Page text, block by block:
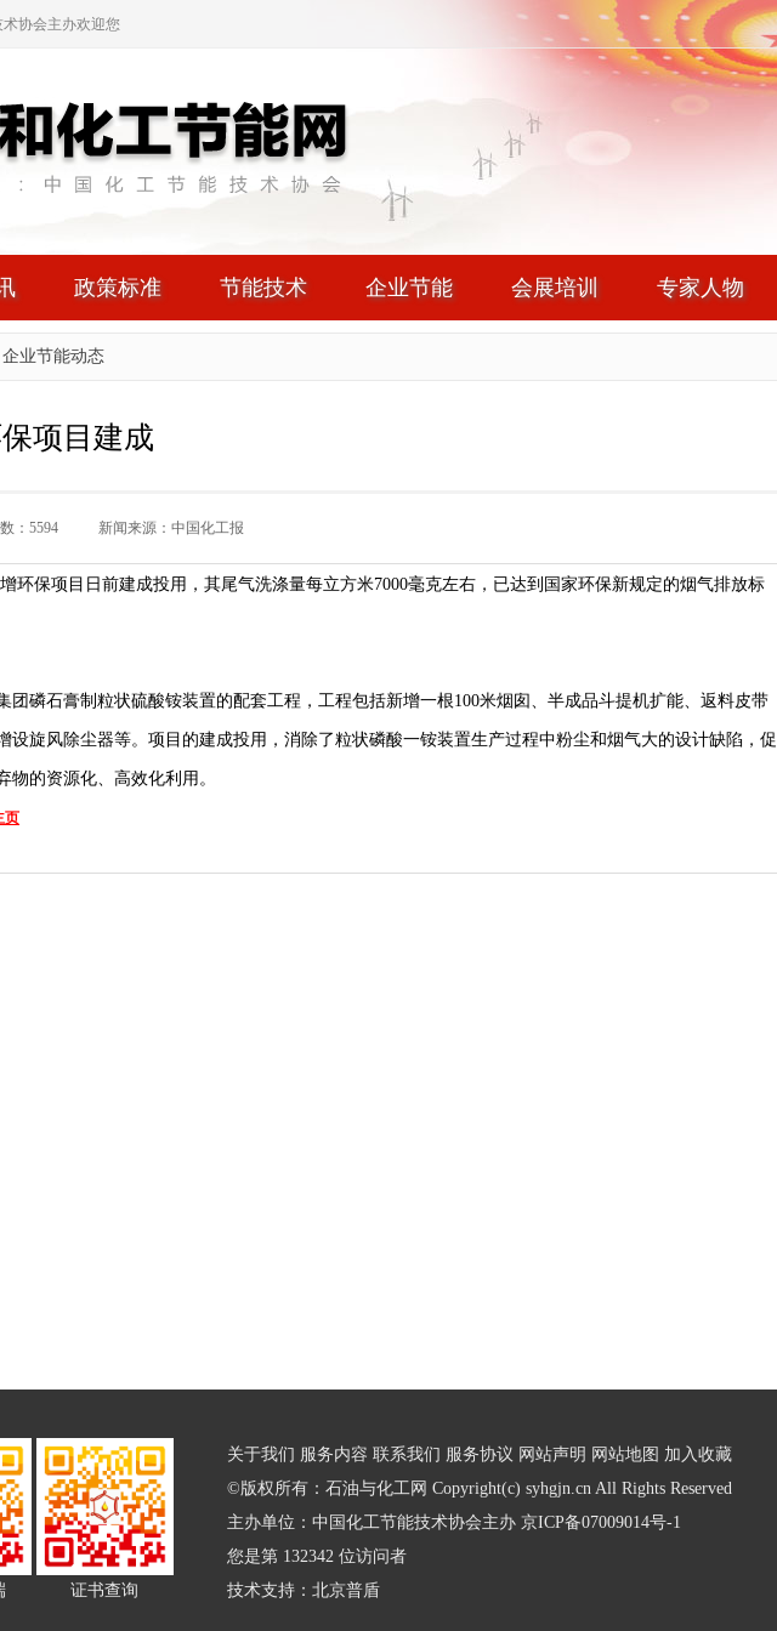
协会主办欢迎您
政策标准 节能技术 企业节能 会展培训 专家人物
企业节能动态
项目建成
：5594 新闻来源：中国化工报
环保项目日前建成投用，其尾气洗涤量每立方米7000毫克左右，已达到国家环保新规定的烟气排放标
磷石膏制粒状硫酸铵装置的配套工程，工程包括新增一根100米烟囱、半成品斗提机扩能、返料皮带
设旋风除尘器等。项目的建成投用，消除了粒状磷酸一铵装置生产过程中粉尘和烟气大的设计缺陷，促
的资源化、高效化利用。
页
证书查询
关于我们 服务内容 联系我们 服务协议 网站声明 网站地图 加入收藏
©版权所有：石油与化工网 Copyright(c) syhgjn.cn All Rights Reserved
主办单位：中国化工节能技术协会主办 京ICP备07009014号-1
您是第 132342 位访问者
技术支持： 北京普盾